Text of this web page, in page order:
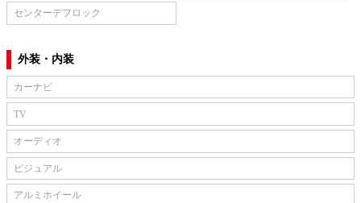
センターデフロック
外装・内装
カーナビ
TV
オーディオ
ビジュアル
アルミホイール